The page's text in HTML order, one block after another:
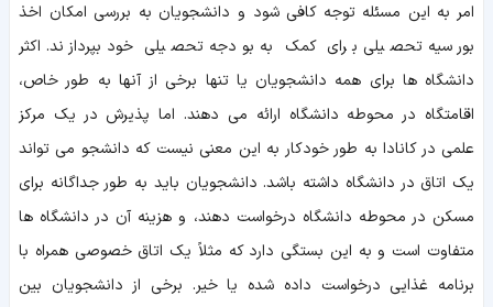
امر به این مسئله توجه کافی شود و دانشجویان به بررسی امکان اخذ
بورسیه تحصیلی برای کمک به بودجه تحصیلی خود بپردازند. اکثر
دانشگاه ها برای همه دانشجویان یا تنها برخی از آنها به طور خاص،
اقامتگاه در محوطه دانشگاه ارائه می دهند. اما پذیرش در یک مرکز
علمی در کانادا به طور خودکار به این معنی نیست که دانشجو می تواند
یک اتاق در دانشگاه داشته باشد. دانشجویان باید به طور جداگانه برای
مسکن در محوطه دانشگاه درخواست دهند، و هزینه آن در دانشگاه ها
متفاوت است و به این بستگی دارد که مثلاً یک اتاق خصوصی همراه با
برنامه غذایی درخواست داده شده یا خیر. برخی از دانشجویان بین